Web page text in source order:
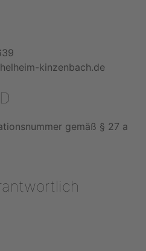
kinzenbach.de
gemäß § 27 a